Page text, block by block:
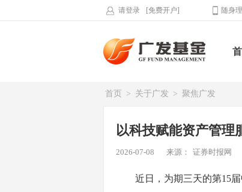
请登录 [免费开户] 随身
首页 > 关于广发 > 聚焦广发
以科技赋能资产管理
2026-07-08 来源： 证券时报网
近日，为期三天的第15届